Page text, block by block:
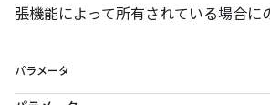
張機能によって所有されている場合に
パラメータ